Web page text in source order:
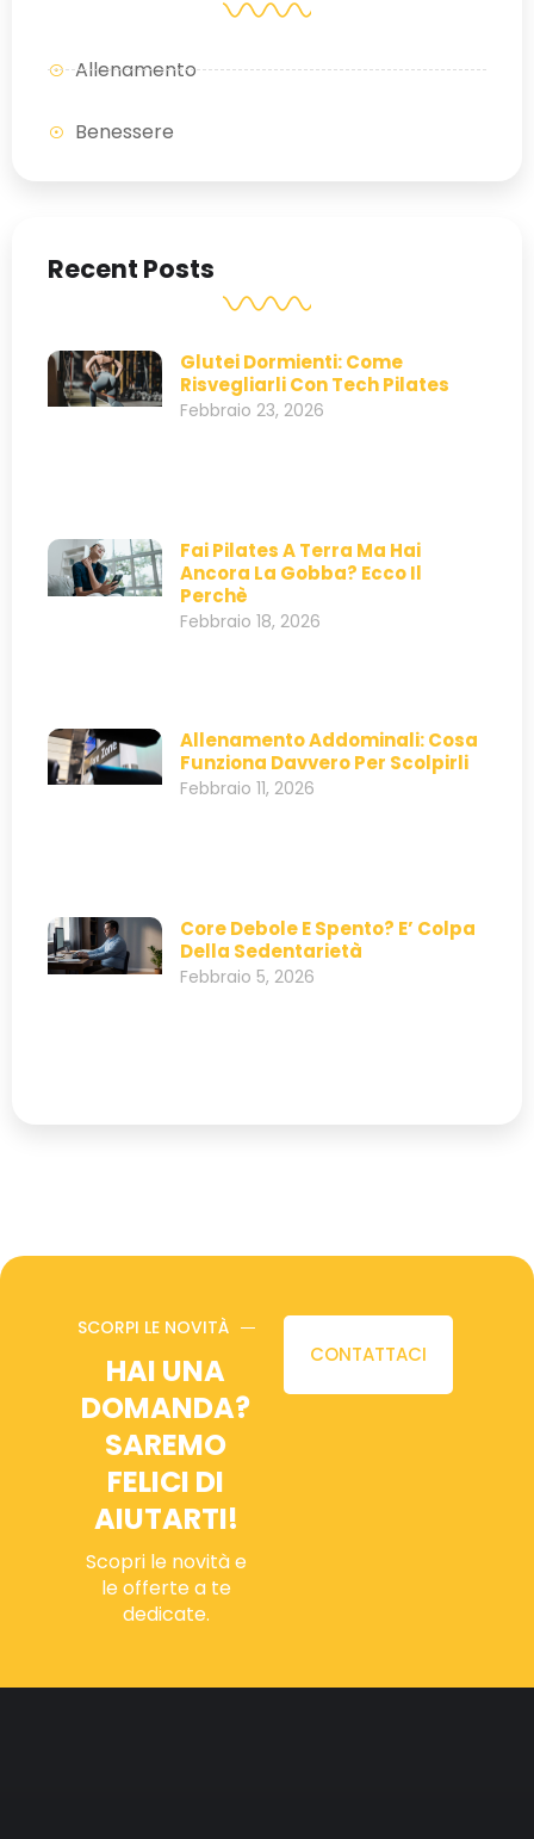
Allenamento
Benessere
Recent Posts
Glutei Dormienti: Come
Risvegliarli Con Tech Pilates
Febbraio 23, 2026
Fai Pilates A Terra Ma Hai
Ancora La Gobba? Ecco Il
Perchè
Febbraio 18, 2026
Allenamento Addominali: Cosa
Funziona Davvero Per Scolpirli
Febbraio 11, 2026
Core Debole E Spento? E’ Colpa
Della Sedentarietà
Febbraio 5, 2026
SCORPI LE NOVITÀ
HAI UNA
DOMANDA?
SAREMO
FELICI DI
AIUTARTI!
Scopri le novità e
le offerte a te
dedicate.
CONTATTACI